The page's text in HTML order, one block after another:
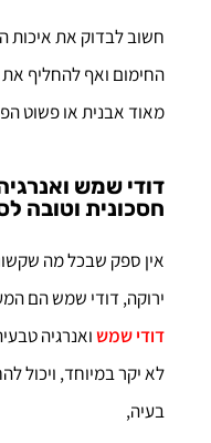
חשוב לבדוק את איכות
החימום ואף להחליף
מאוד אבנית או פשוט
דודי שמש
חסכונית וטובה
אין ספק שבכל מה
ירוקה, דודי שמש הם
דודי שמשואנרגיה
לא יקר במיוחד, ויכול
בעיה,